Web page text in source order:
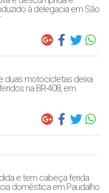
à delegacia em São
duas motocicletas deixa
na BR-408, em
e tem cabeça ferida
doméstica em Paudalho